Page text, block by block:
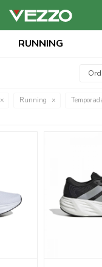
RUNNING
Running